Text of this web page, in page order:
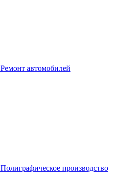
Ремонт автомобилей
Полиграфическое производство